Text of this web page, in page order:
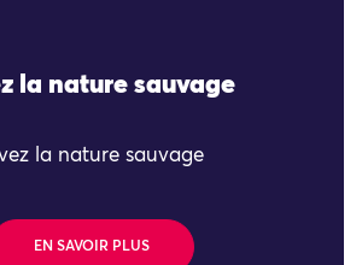
la nature sauvage
la nature sauvage
EN SAVOIR PLUS